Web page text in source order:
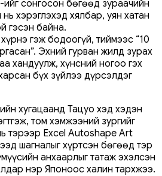
сонгосон бөгөөд зураачийн
хэрэглэхэд хялбар, уян хатан
гэсэн байна.
гэж бодоогүй, тиймээс “10
Эхний гурван жилд зурах
хандуулж, хүнсний ногоо гэх
бүх зүйлээ дүрсэлдэг
хугацаанд Тацуо хэд хэдэн
том хэмжээний зургийг
тэрээр Excel Autoshape Art
шагналыг хүртсэн бөгөөд тэр
анхаарлыг татаж эхэлсэн
нэр Японоос халин тархжээ.